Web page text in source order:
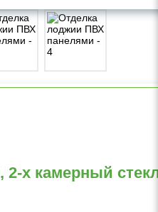
х камерный